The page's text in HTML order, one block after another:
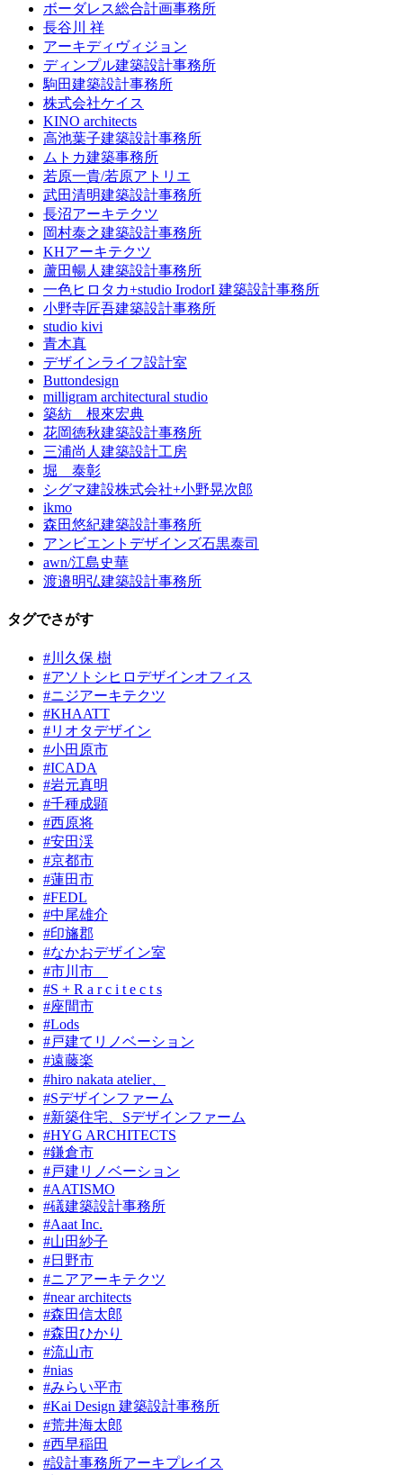
ボーダレス総合計画事務所
長谷川 祥
アーキディヴィジョン
ディンプル建築設計事務所
駒田建築設計事務所
株式会社ケイス
KINO architects
高池葉子建築設計事務所
ムトカ建築事務所
若原一貴/若原アトリエ
武田清明建築設計事務所
長沼アーキテクツ
岡村泰之建築設計事務所
KHアーキテクツ
蘆田暢人建築設計事務所
一色ヒロタカ+studio IrodorI 建築設計事務所
小野寺匠吾建築設計事務所
studio kivi
青木真
デザインライフ設計室
Buttondesign
milligram architectural studio
築紡 根來宏典
花岡徳秋建築設計事務所
三浦尚人建築設計工房
堀 泰彰
シグマ建設株式会社+小野晃次郎
ikmo
森田悠紀建築設計事務所
アンビエントデザインズ石黒泰司
awn/江島史華
渡邉明弘建築設計事務所
タグでさがす
#川久保 樹
#アソトシヒロデザインオフィス
#ニジアーキテクツ
#KHAATT
#リオタデザイン
#小田原市
#ICADA
#岩元真明
#千種成顕
#西原将
#安田渓
#京都市
#蓮田市
#FEDL
#中尾雄介
#印旛郡
#なかおデザイン室
#市川市
#S + R a r c i t e c t s
#座間市
#Lods
#戸建てリノベーション
#遠藤楽
#hiro nakata atelier、
#Sデザインファーム
#新築住宅、Sデザインファーム
#HYG ARCHITECTS
#鎌倉市
#戸建リノベーション
#AATISMO
#礒建築設計事務所
#Aaat Inc.
#山田紗子
#日野市
#ニアアーキテクツ
#near architects
#森田信太郎
#森田ひかり
#流山市
#nias
#みらい平市
#Kai Design 建築設計事務所
#荒井海太郎
#西早稲田
#設計事務所アーキプレイス